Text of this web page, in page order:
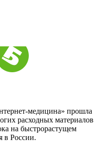
медицина» прошла
расходных материалов
на быстрорастущем
в России.